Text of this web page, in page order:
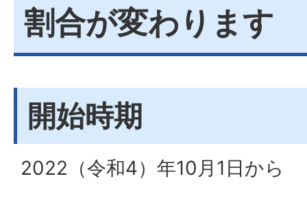
割合が変わります
開始時期
2022（令和4）年10月1日から